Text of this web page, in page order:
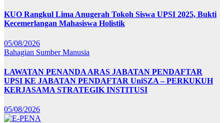
KUO Rangkul Lima Anugerah Tokoh Siswa UPSI 2025, Bukti
Kecemerlangan Mahasiswa Holistik
05/08/2026
Bahagian Sumber Manusia
LAWATAN PENANDA ARAS JABATAN PENDAFTAR
UPSI KE JABATAN PENDAFTAR UniSZA – PERKUKUH
KERJASAMA STRATEGIK INSTITUSI
05/08/2026